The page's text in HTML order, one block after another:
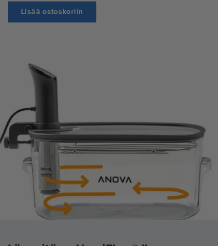
Lisää ostoskoriin